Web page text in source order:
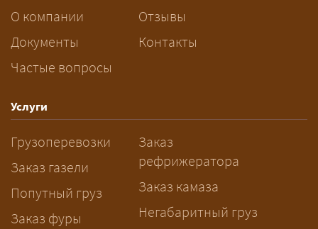
За сколько дней заказывать
перевозку негабарита?
— Заранее: только оформление
рабочих дней. Оставьте заявку
заблаговременно — логист
рассчитает маршрут и запустит
подготовку документов.
О компании
Документы
Частые вопросы
Отзывы
Контакты
Услуги
Грузоперевозки
Заказ газели
Попутный груз
Заказ фуры
Заказ
рефрижератора
Заказ камаза
Негабаритный груз